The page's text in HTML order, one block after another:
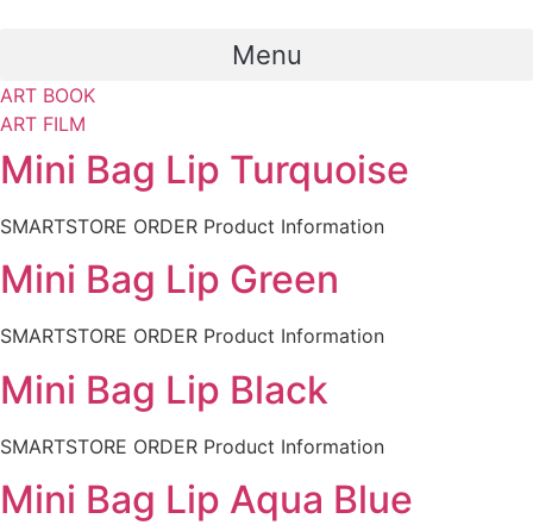
Menu
ART BOOK
ART FILM
Mini Bag Lip Turquoise
SMARTSTORE ORDER Product Information
Mini Bag Lip Green
SMARTSTORE ORDER Product Information
Mini Bag Lip Black
SMARTSTORE ORDER Product Information
Mini Bag Lip Aqua Blue